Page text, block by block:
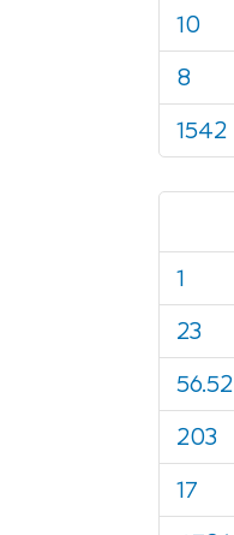
10
8
1542
1
23
56.52
203
17